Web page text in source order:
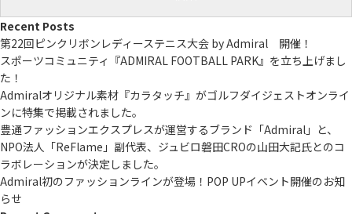
Recent Posts
第22回ピンクリボンレディーステニス大会 by Admiral 開催！
スポーツコミュニティ『ADMIRAL FOOTBALL PARK』を立ち上げまし
た！
Admiralオリジナル素材『カラタッチ』がゴルフダイジェストオンライ
ンに特集で掲載されました。
豊通ファッションエクスプレスが運営するブランド「Admiral」と、
NPO法人「ReFlame」副代表、ジュビロ磐田CROの山田大記氏とのコ
ラボレーションが決定しました。
Admiral初のファッションラインが登場！POP UPイベント開催のお知
らせ